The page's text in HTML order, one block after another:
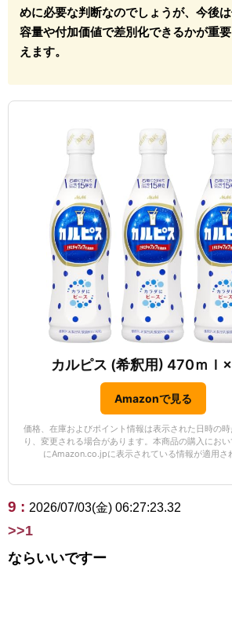
めに必要な判断なのでしょうが、今後は
容量や付加価値で差別化できるかが重
えます。
カルピス (希釈用) 470ｍｌ
Amazonで見る
価格、在庫およびポイント情報は表示された日時の
り、変更される場合があります。本商品の購入にお
にAmazon.co.jpに表示されている情報が適用さ
9 : 2026/07/03(金) 06:27:23.32
>>1
ならいいですー